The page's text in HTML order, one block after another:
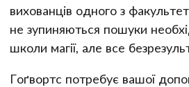
вихованців одного з
не зупиняються пошуки
школи магії, але все
Гоґвортс потребує вашої